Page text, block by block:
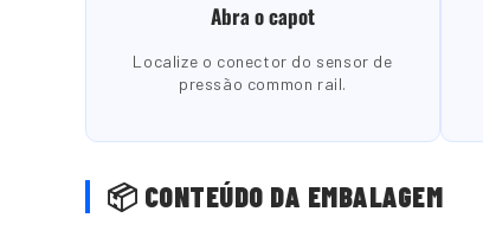
Abra o capot
Localize o conector do sensor de
pressão common rail.
📦 CONTEÚDO DA EMBALAGEM